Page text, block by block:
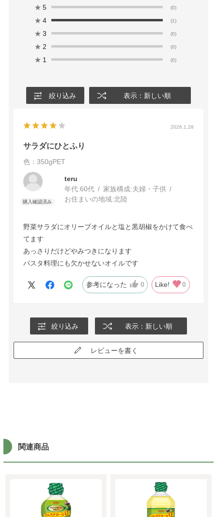
★ 5 (0)
★ 4 (1)
★ 3 (0)
★ 2 (0)
★ 1 (0)
絞り込み 表示：新しい順
2026.1.28
サラダにひとふり
色：350gPET
teru
年代:60代 家族構成:夫婦・子供
お住まいの地域:北陸
野菜サラダにオリーブオイルと塩と黒胡椒をかけて食べ
てます
あっさりだけどやみつきになります
パスタ料理にも欠かせないオイルです
参考になった 0 Like! 0
絞り込み 表示：新しい順
レビューを書く
関連商品